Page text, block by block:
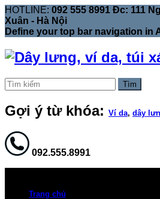
HOTLINE: 092 555 8991 Đc: 111
Xuân - Hà Nội
Define your top bar navigation in
Tìm
Gợi ý từ khóa: Ví da, dây
092.555.8991
Trang chủ